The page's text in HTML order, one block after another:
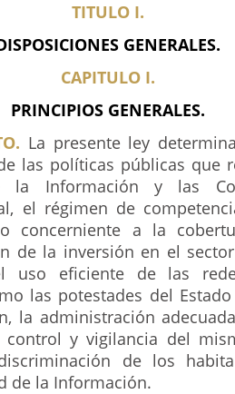
TITULO I.
GENERALES.
CAPITULO I.
PRINCIPIOS GENERALES.
La presente ley
las políticas públicas que
la Información y las
el régimen de
concerniente a la
de la inversión en el
uso eficiente de las
las potestades del
la administración
control y vigilancia del
de los
de la Información.